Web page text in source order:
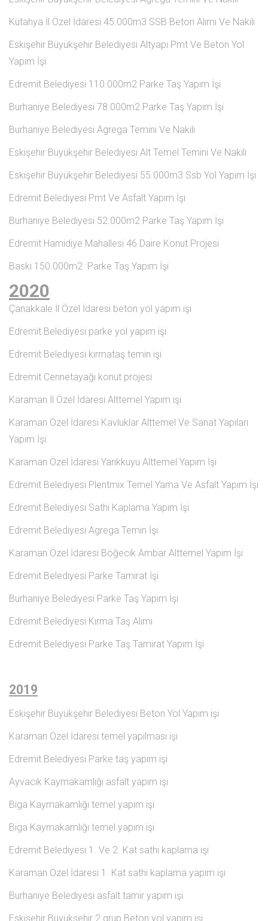
Kütahya İl Özel İdaresi 45.000m3 SSB Beton Alımı Ve Nakili
Eskişehir Büyükşehir Belediyesi Altyapı Pmt Ve Beton Yol
Yapım İşi
Edremit Belediyesi 110.000m2 Parke Taş Yapım İşi
Burhaniye Belediyesi 78.000m2 Parke Taş Yapım İşi
Burhaniye Belediyesi Agrega Temini Ve Nakili
Eskişehir Büyükşehir Belediyesi Alt Temel Temini Ve Nakili
Eskişehir Büyükşehir Belediyesi 55.000m3 Ssb Yol Yapım İşi
Edremit Belediyesi Pmt Ve Asfalt Yapım İşi
Burhaniye Belediyesi 52.000m2 Parke Taş Yapım İşi
Edremit Hamidiye Mahallesi 46 Daire Konut Projesi
Baski 150.000m2 Parke Taş Yapım İşi
2020
Çanakkale İl Özel İdaresi beton yol yapım işi
Edremit Belediyesi parke yol yapım işi
Edremit Belediyesi kırmataş temin işi
Edremit Cennetayağı konut projesi
Karaman İl Özel İdaresi Alttemel Yapım işi
Karaman Özel İdaresi Kavluklar Alttemel Ve Sanat Yapıları
Yapım İşi
Karaman Özel İdaresi Yarıkkuyu Alttemel Yapım İşi
Edremit Belediyesi Plentmix Temel Yama Ve Asfalt Yapım İşi
Edremit Belediyesi Sathi Kaplama Yapım İşi
Edremit Belediyesi Agrega Temin İşi
Karaman Özel İdaresi Böğecik Ambar Alttemel Yapım İşi
Edremit Belediyesi Parke Tamirat İşi
Burhaniye Belediyesi Parke Taş Yapım İşi
Edremit Belediyesi Kırma Taş Alımı
Edremit Belediyesi Parke Taş Tamirat Yapım İşi
2019
Eskişehir Büyükşehir Belediyesi Beton Yol Yapım işi
Karaman Özel İdaresi temel yapılması işi
Edremit Belediyesi Parke taş yapım işi
Ayvacık Kaymakamlığı asfalt yapım işi
Biga Kaymakamlığı temel yapım işi
Biga Kaymakamlığı temel yapım işi
Edremit Belediyesi 1. Ve 2. Kat sathi kaplama işi
Karaman Özel İdaresi 1. Kat sathi kaplama yapım işi
Burhaniye Belediyesi asfalt tamir yapım işi
Eskişehir Büyükşehir 2.grup Beton yol yapım işi